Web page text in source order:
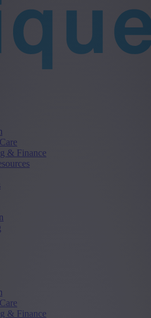
& Finance
& Finance